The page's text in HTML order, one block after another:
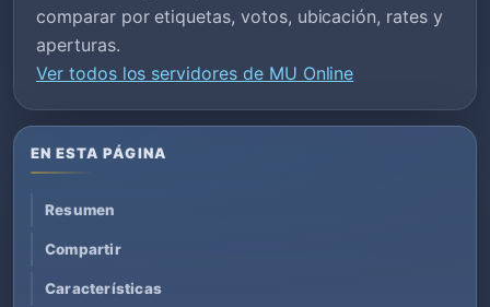
comparar por etiquetas, votos, ubicación, rates y
aperturas.
Ver todos los servidores de MU Online
EN ESTA PÁGINA
Resumen
Compartir
Características